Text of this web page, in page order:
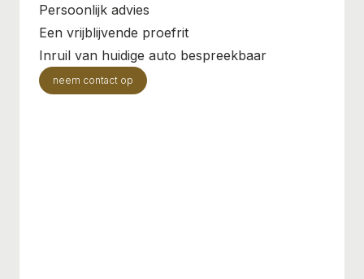
Persoonlijk advies
Een vrijblijvende proefrit
Inruil van huidige auto bespreekbaar
neem contact op